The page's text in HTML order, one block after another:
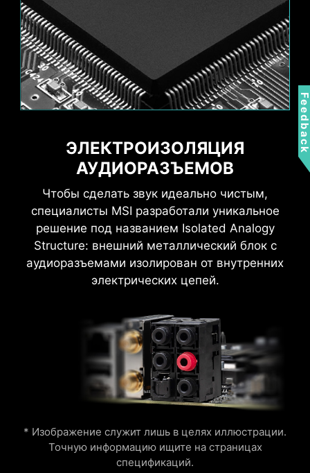
ЭЛЕКТРОИЗОЛЯЦИЯ
АУДИОРАЗЪЕМОВ
Чтобы сделать звук идеально чистым,
специалисты MSI разработали уникальное
решение под названием Isolated Analogy
Structure: внешний металлический блок с
аудиоразъемами изолирован от внутренних
электрических цепей.
* Изображение служит лишь в целях иллюстрации.
Точную информацию ищите на страницах
спецификаций.
напряжением 5 В. Совместимость с
устройствами, наделенными адресуемой
подсветкой первого и второго поколений.
* При использовании устройств с адресуемой
подсветкой 2-го поколения поддерживаются только
7 визуальных тем.
Wi-Fi 6E
Bluetooth 5.3
2.5G LAN